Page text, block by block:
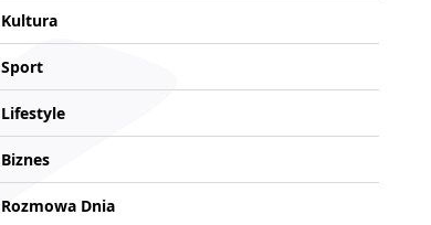
Kultura
Sport
Lifestyle
Biznes
Rozmowa Dnia